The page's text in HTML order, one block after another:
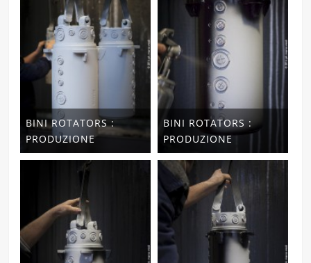
BINI ROTATORS :
PRODUZIONE
BINI ROTATORS :
PRODUZIONE